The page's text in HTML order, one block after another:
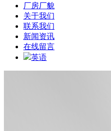
厂房厂貌
关于我们
联系我们
新闻资讯
在线留言
英语